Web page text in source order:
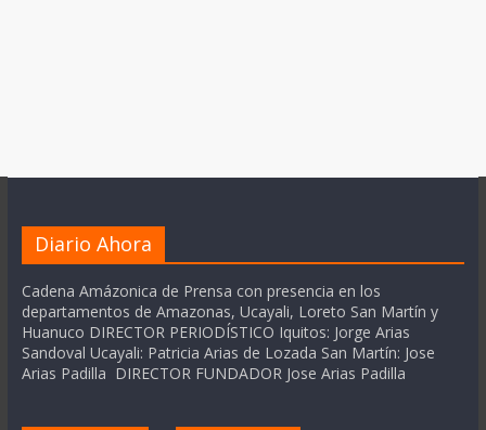
Diario Ahora
Cadena Amázonica de Prensa con presencia en los
departamentos de Amazonas, Ucayali, Loreto San Martín y
Huanuco DIRECTOR PERIODÍSTICO Iquitos: Jorge Arias
Sandoval Ucayali: Patricia Arias de Lozada San Martín: Jose
Arias Padilla DIRECTOR FUNDADOR Jose Arias Padilla